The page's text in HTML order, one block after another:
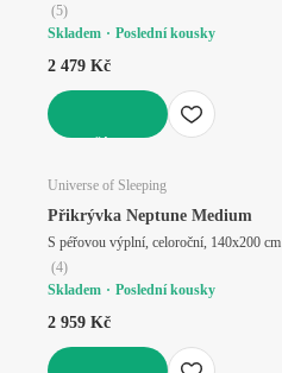
(5)
Skladem
Poslední kousky
2 479 Kč
Universe of Sleeping
Přikrývka Neptune Medium
S péřovou výplní, celoroční, 140x200 cm
(4)
Skladem
Poslední kousky
2 959 Kč